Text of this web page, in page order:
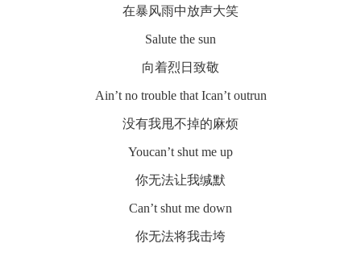
在暴风雨中放声大笑
Salute the sun
向着烈日致敬
Ain’t no trouble that Ican’t outrun
没有我甩不掉的麻烦
Youcan’t shut me up
你无法让我缄默
Can’t shut me down
你无法将我击垮